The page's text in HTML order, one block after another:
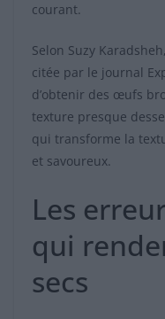
courant.
Selon Suzy
citée par le journal
d’obtenir des œufs
texture presque
qui transforme la
et savoureux.
Les
qui
secs